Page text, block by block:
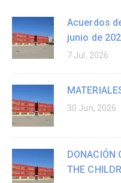
Acuerdos
junio de
7 Jul, 2026
30 Jun, 2026
DONACIÓN
THE